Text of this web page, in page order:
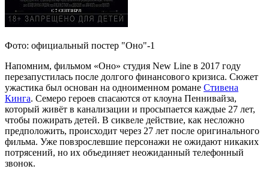
Фото: официальный постер "Оно"-1
Напомним, фильмом «Оно» студия New Line в 2017 году
перезапустилась после долгого финансового кризиса. Сюжет
ужастика был основан на одноименном романе Стивена
Кинга. Семеро героев спасаются от клоуна Пеннивайза,
который живёт в канализации и просыпается каждые 27 лет,
чтобы пожирать детей. В сиквеле действие, как несложно
предположить, происходит через 27 лет после оригинального
фильма. Уже повзрослевшие персонажи не ожидают никаких
потрясений, но их объединяет неожиданный телефонный
звонок.